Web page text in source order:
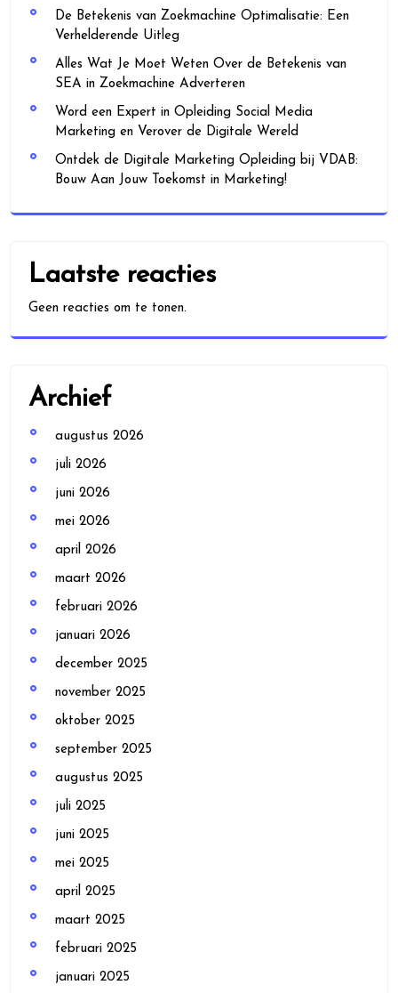
De Betekenis van Zoekmachine Optimalisatie: Een
Verhelderende Uitleg
Alles Wat Je Moet Weten Over de Betekenis van
SEA in Zoekmachine Adverteren
Word een Expert in Opleiding Social Media
Marketing en Verover de Digitale Wereld
Ontdek de Digitale Marketing Opleiding bij VDAB:
Bouw Aan Jouw Toekomst in Marketing!
Laatste reacties
Geen reacties om te tonen.
Archief
augustus 2026
juli 2026
juni 2026
mei 2026
april 2026
maart 2026
februari 2026
januari 2026
december 2025
november 2025
oktober 2025
september 2025
augustus 2025
juli 2025
juni 2025
mei 2025
april 2025
maart 2025
februari 2025
januari 2025